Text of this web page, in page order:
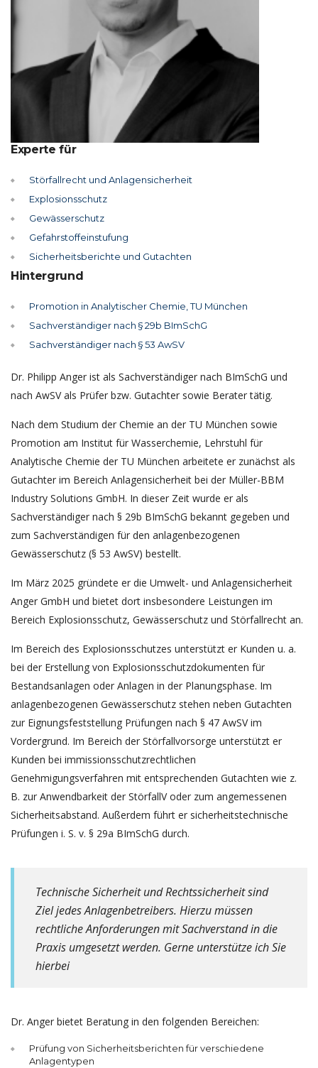
Experte für
Störfallrecht und Anlagensicherheit
Explosionsschutz
Gewässerschutz
Gefahrstoffeinstufung
Sicherheitsberichte und Gutachten
Hintergrund
Promotion in Analytischer Chemie, TU München
Sachverständiger nach § 29b BImSchG
Sachverständiger nach § 53 AwSV
Dr. Philipp Anger ist als Sachverständiger nach BImSchG und
nach AwSV als Prüfer bzw. Gutachter sowie Berater tätig.
Nach dem Studium der Chemie an der TU München sowie
Promotion am Institut für Wasserchemie, Lehrstuhl für
Analytische Chemie der TU München arbeitete er zunächst als
Gutachter im Bereich Anlagensicherheit bei der Müller-BBM
Industry Solutions GmbH. In dieser Zeit wurde er als
Sachverständiger nach § 29b BImSchG bekannt gegeben und
zum Sachverständigen für den anlagenbezogenen
Gewässerschutz (§ 53 AwSV) bestellt.
Im März 2025 gründete er die Umwelt- und Anlagensicherheit
Anger GmbH und bietet dort insbesondere Leistungen im
Bereich Explosionsschutz, Gewässerschutz und Störfallrecht an.
Im Bereich des Explosionsschutzes unterstützt er Kunden u. a.
bei der Erstellung von Explosionsschutzdokumenten für
Bestandsanlagen oder Anlagen in der Planungsphase. Im
anlagenbezogenen Gewässerschutz stehen neben Gutachten
zur Eignungsfeststellung Prüfungen nach § 47 AwSV im
Vordergrund. Im Bereich der Störfallvorsorge unterstützt er
Kunden bei immissionsschutzrechtlichen
Genehmigungsverfahren mit entsprechenden Gutachten wie z.
B. zur Anwendbarkeit der StörfallV oder zum angemessenen
Sicherheitsabstand. Außerdem führt er sicherheitstechnische
Prüfungen i. S. v. § 29a BImSchG durch.
Technische Sicherheit und Rechtssicherheit sind
Ziel jedes Anlagenbetreibers. Hierzu müssen
rechtliche Anforderungen mit Sachverstand in die
Praxis umgesetzt werden. Gerne unterstütze ich Sie
hierbei
Dr. Anger bietet Beratung in den folgenden Bereichen:
Prüfung von Sicherheitsberichten für verschiedene
Anlagentypen